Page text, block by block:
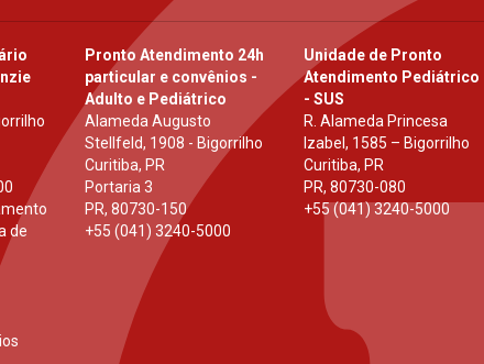
de
Pronto Atendimento 24h
particular e convênios -
Adulto e Pediátrico
Alameda Augusto
Stellfeld, 1908 - Bigorrilho
Curitiba, PR
Portaria 3
PR,80730-150
+55 (041) 3240-5000
Unidade de Pronto
Atendimento Pediátrico
- SUS
R. Alameda Princesa
Izabel, 1585 – Bigorrilho
Curitiba, PR
PR, 80730-080
+55 (041) 3240-5000